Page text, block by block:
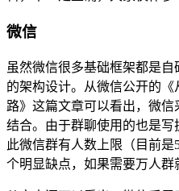
微信
虽然微信很多基础框架都是
的架构设计。从微信公开的
路》这篇文章可以看出，微
结合。由于群聊使用的也是
此微信群有人数上限（目前
个明显缺点，如果需要万人群